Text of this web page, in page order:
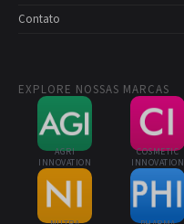
Contato
EXPLORE NOSSAS MARCAS
AGRI
INNOVATION
COSMETIC
INNOVATION